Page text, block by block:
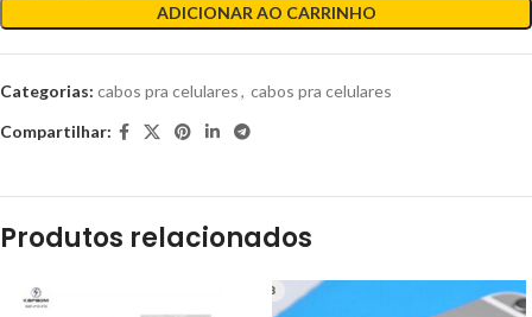
ADICIONAR AO CARRINHO
Categorias: cabos pra celulares, cabos pra celulares
Compartilhar:
Produtos relacionados